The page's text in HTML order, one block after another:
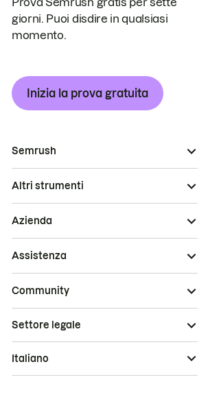
giorni. Puoi disdire in qualsiasi
momento.
Inizia la prova gratuita
Semrush
Altri strumenti
Azienda
Assistenza
Community
Settore legale
Italiano